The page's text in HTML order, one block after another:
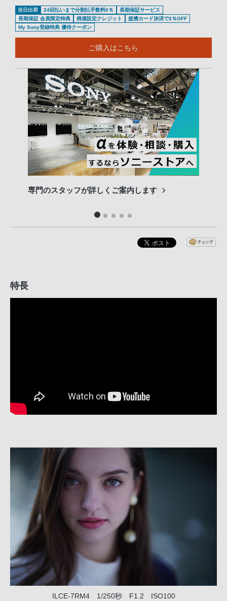
当日出荷 24回払いまで分割払手数料0％
長期保証サービス
長期保証 会員限定特典
残価設定クレジット
提携カード決済で3％OFF
My Sony登録特典 優待クーポン
ご購入はこちら
専門のスタッフが詳しくご案内します
特長
ILCE-7RM4 1/250秒 F1.2 ISO100